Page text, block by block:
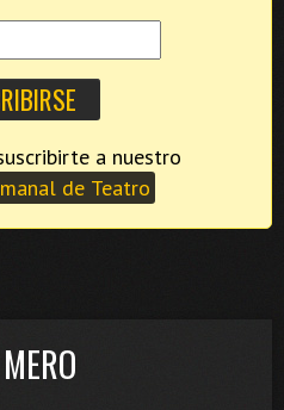
de Teatro